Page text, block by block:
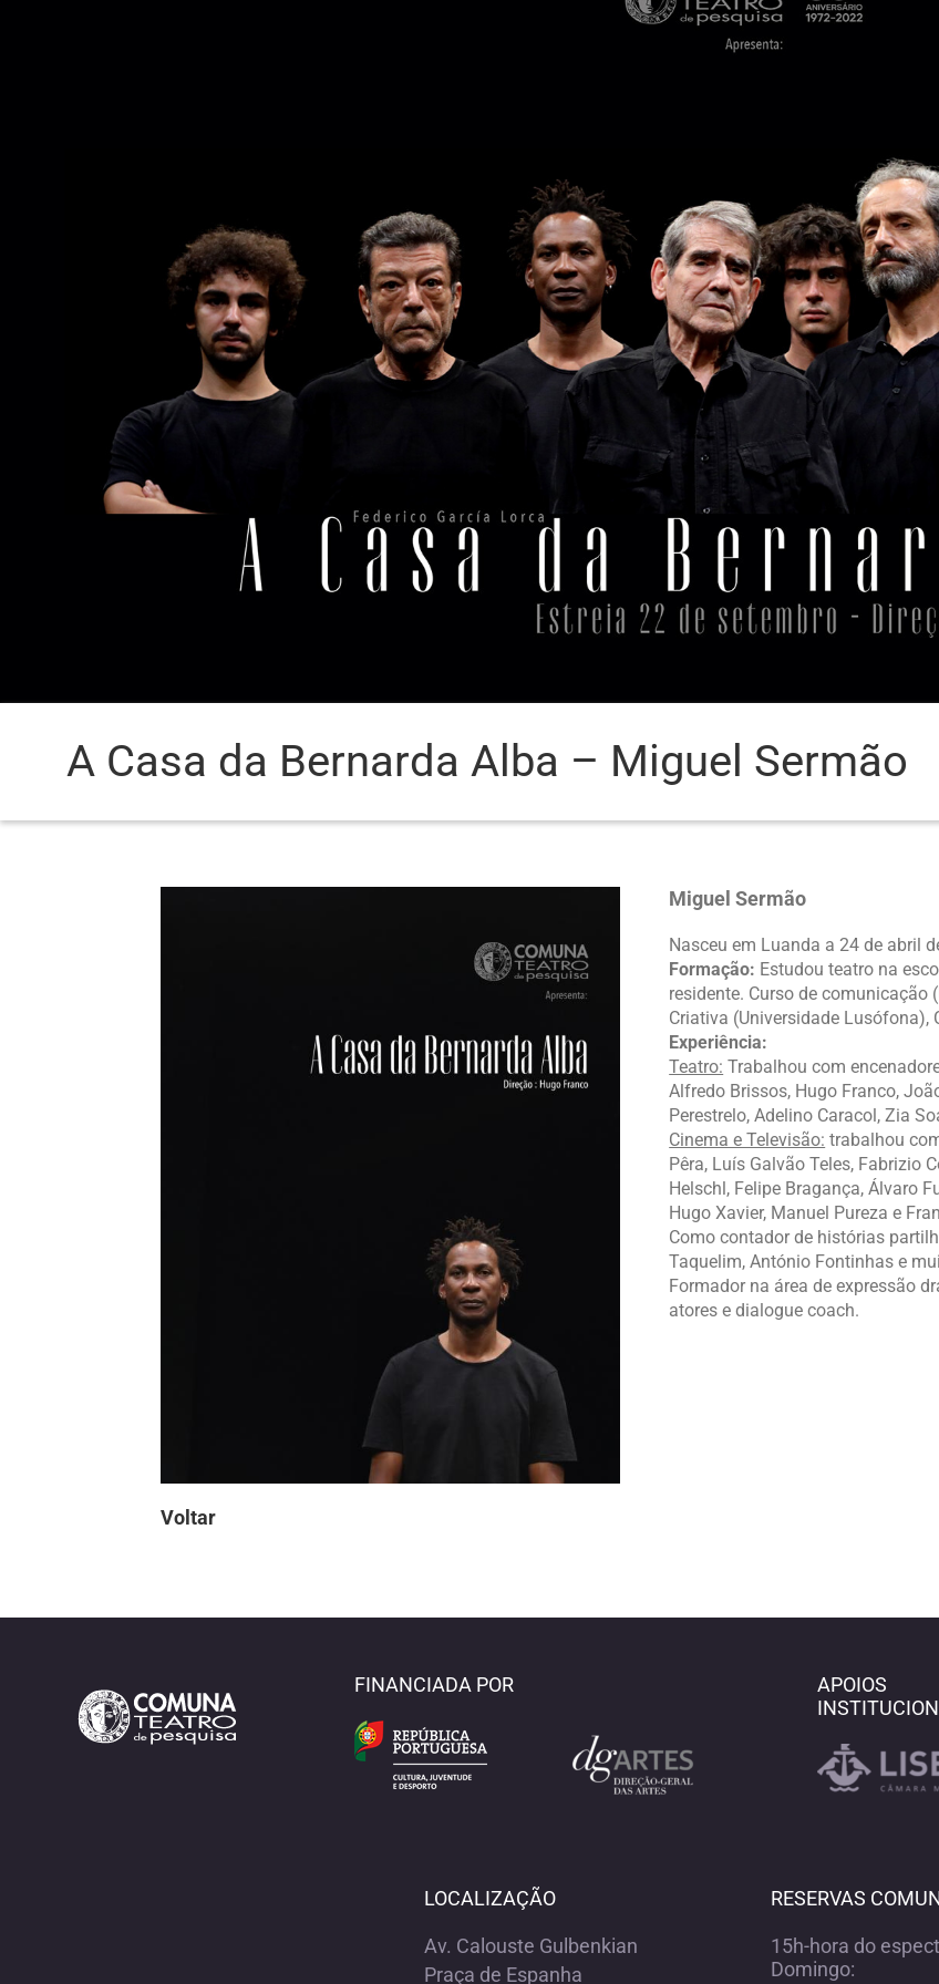
A Casa da Bernarda Alba – Miguel Sermão
Miguel Sermão
Nasceu em Luanda a 24 de abril
Formação: Estudou teatro na
residente. Curso de comunicação
Criativa (Universidade Lusófona),
Experiência:
Teatro: Trabalhou com
Alfredo Brissos, Hugo Franco,
Perestrelo, Adelino Caracol, Zia
Cinema e Televisão: trabalhou
Pêra, Luís Galvão Teles, Fabrizio
Helschl, Felipe Bragança, Álvaro
Hugo Xavier, Manuel Pureza e
Como contador de histórias
Taquelim, António Fontinhas e
Formador na área de expressão
atores e dialogue coach.
Voltar
FINANCIADA POR
APOIOS
LOCALIZAÇÃO
Av. Calouste Gulbenkian
Praça de Espanha
RESERVAS
15h-hora do
Domingo: